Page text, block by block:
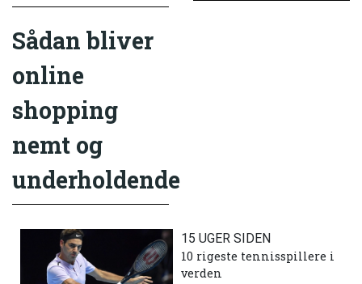
Sådan bliver
online
shopping
nemt og
underholdende
15 UGER SIDEN
10 rigeste tennisspillere i
verden